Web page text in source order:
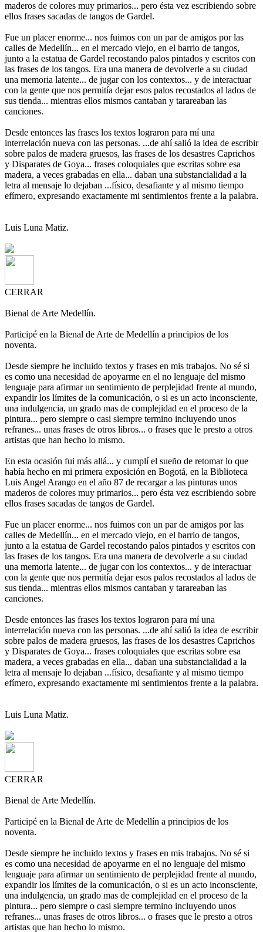
maderos de colores muy primarios... pero ésta vez escribiendo sobre
ellos frases sacadas de tangos de Gardel.
Fue un placer enorme... nos fuimos con un par de amigos por las
calles de Medellín... en el mercado viejo, en el barrio de tangos,
junto a la estatua de Gardel recostando palos pintados y escritos con
las frases de los tangos. Era una manera de devolverle a su ciudad
una memoria latente... de jugar con los contextos... y de interactuar
con la gente que nos permitía dejar esos palos recostados al lados de
sus tienda... mientras ellos mismos cantaban y tarareaban las
canciones.
Desde entonces las frases los textos lograron para mí una
interrelación nueva con las personas. ...de ahí salió la idea de escribir
sobre palos de madera gruesos, las frases de los desastres Caprichos
y Disparates de Goya... frases coloquiales que escritas sobre esa
madera, a veces grabadas en ella... daban una substancialidad a la
letra al mensaje lo dejaban ...físico, desafiante y al mismo tiempo
efímero, expresando exactamente mi sentimientos frente a la palabra.
Luis Luna Matiz.
CERRAR
Bienal de Arte Medellín.
Participé en la Bienal de Arte de Medellín a principios de los
noventa.
Desde siempre he incluido textos y frases en mis trabajos. No sé si
es como una necesidad de apoyarme en el no lenguaje del mismo
lenguaje para afirmar un sentimiento de perplejidad frente al mundo,
expandir los límites de la comunicación, o si es un acto inconsciente,
una indulgencia, un grado mas de complejidad en el proceso de la
pintura... pero siempre o casi siempre termino incluyendo unos
refranes... unas frases de otros libros... o frases que le presto a otros
artistas que han hecho lo mismo.
En esta ocasión fui más allá... y cumplí el sueño de retomar lo que
había hecho en mi primera exposición en Bogotá, en la Biblioteca
Luis Angel Arango en el año 87 de recargar a las pinturas unos
maderos de colores muy primarios... pero ésta vez escribiendo sobre
ellos frases sacadas de tangos de Gardel.
Fue un placer enorme... nos fuimos con un par de amigos por las
calles de Medellín... en el mercado viejo, en el barrio de tangos,
junto a la estatua de Gardel recostando palos pintados y escritos con
las frases de los tangos. Era una manera de devolverle a su ciudad
una memoria latente... de jugar con los contextos... y de interactuar
con la gente que nos permitía dejar esos palos recostados al lados de
sus tienda... mientras ellos mismos cantaban y tarareaban las
canciones.
Desde entonces las frases los textos lograron para mí una
interrelación nueva con las personas. ...de ahí salió la idea de escribir
sobre palos de madera gruesos, las frases de los desastres Caprichos
y Disparates de Goya... frases coloquiales que escritas sobre esa
madera, a veces grabadas en ella... daban una substancialidad a la
letra al mensaje lo dejaban ...físico, desafiante y al mismo tiempo
efímero, expresando exactamente mi sentimientos frente a la palabra.
Luis Luna Matiz.
CERRAR
Bienal de Arte Medellín.
Participé en la Bienal de Arte de Medellín a principios de los
noventa.
Desde siempre he incluido textos y frases en mis trabajos. No sé si
es como una necesidad de apoyarme en el no lenguaje del mismo
lenguaje para afirmar un sentimiento de perplejidad frente al mundo,
expandir los límites de la comunicación, o si es un acto inconsciente,
una indulgencia, un grado mas de complejidad en el proceso de la
pintura... pero siempre o casi siempre termino incluyendo unos
refranes... unas frases de otros libros... o frases que le presto a otros
artistas que han hecho lo mismo.